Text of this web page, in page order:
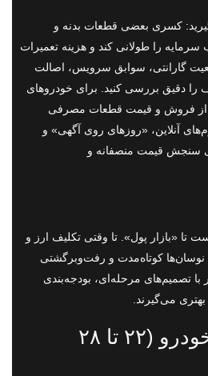
کسری بعضی قطعات بدنه و
را طولانی کند و هزینه تعمیرات
گارانتی، سوابق سرویس، اصالت
دقیق بررسی کنید. برای خودروهای
فروش و قیمت قطعات مصرفی
آنلاین، «روزهای روی آگهی» و
سنجش قیمت منصفانه و
تا «بازار پول». تا وقتی تکلیف ارز و
کوتاه‌مدت و رفت‌وبرگشتی
تصمیم‌های مرحله‌ای، بودجه‌بندی
می‌گیرند.
پیش بینی بازار خودرو (۲۲ تا ۲۸